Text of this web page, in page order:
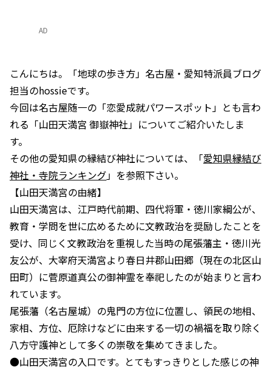
AD
こんにちは。「地球の歩き方」名古屋・愛知特派員ブログ
担当のhossieです。
今回は名古屋随一の「恋愛成就パワースポット」とも言わ
れる「山田天満宮 御嶽神社」についてご紹介いたしま
す。
その他の愛知県の縁結び神社については、「愛知県縁結び
神社・寺院ランキング」を参照下さい。
【山田天満宮の由緒】
山田天満宮は、江戸時代前期、四代将軍・徳川家綱公が、
教育・学問を世に広めるために文教政治を奨励したことを
受け、同じく文教政治を重視した当時の尾張藩主・徳川光
友公が、大宰府天満宮より春日井郡山田郷（現在の北区山
田町）に菅原道真公の御神霊を奉祀したのが始まりと言わ
れています。
尾張藩（名古屋城）の鬼門の方位に位置し、領民の地相、
家相、方位、厄除けなどに由来する一切の禍福を取り除く
八方守護神として多くの崇敬を集めてきました。
●山田天満宮の入口です。とてもすっきりとした感じの神